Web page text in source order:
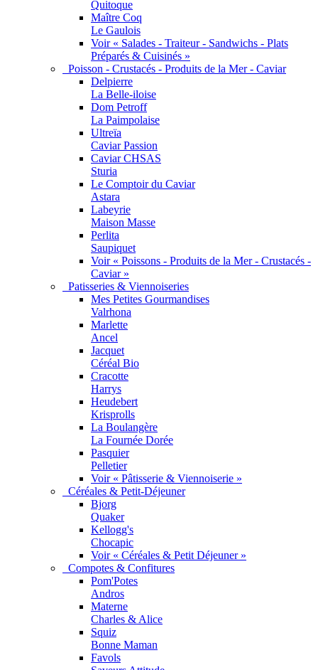
Quitoque
Maître Coq
Le Gaulois
Voir « Salades - Traiteur - Sandwichs - Plats
Préparés & Cuisinés »
Poisson - Crustacés - Produits de la Mer - Caviar
Delpierre
La Belle-iloise
Dom Petroff
La Paimpolaise
Ultreïa
Caviar Passion
Caviar CHSAS
Sturia
Le Comptoir du Caviar
Astara
Labeyrie
Maison Masse
Perlita
Saupiquet
Voir « Poissons - Produits de la Mer - Crustacés -
Caviar »
Patisseries & Viennoiseries
Mes Petites Gourmandises
Valrhona
Marlette
Ancel
Jacquet
Céréal Bio
Cracotte
Harrys
Heudebert
Krisprolls
La Boulangère
La Fournée Dorée
Pasquier
Pelletier
Voir « Pâtisserie & Viennoiserie »
Céréales & Petit-Déjeuner
Bjorg
Quaker
Kellogg's
Chocapic
Voir « Céréales & Petit Déjeuner »
Compotes & Confitures
Pom'Potes
Andros
Materne
Charles & Alice
Squiz
Bonne Maman
Favols